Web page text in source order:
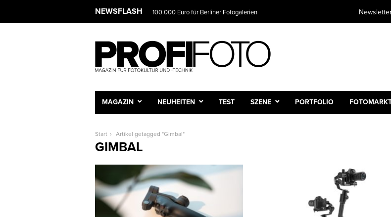
NEWSFLASH 100.000 Euro für Berliner Fotogalerien
MAGAZIN NEUHEITEN TEST SZENE PORTFOLIO
Start Artikel getagged "Gimbal"
GIMBAL